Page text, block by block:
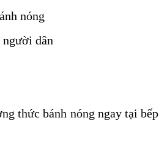
nóng
người dân
thức bánh nóng ngay tại bếp